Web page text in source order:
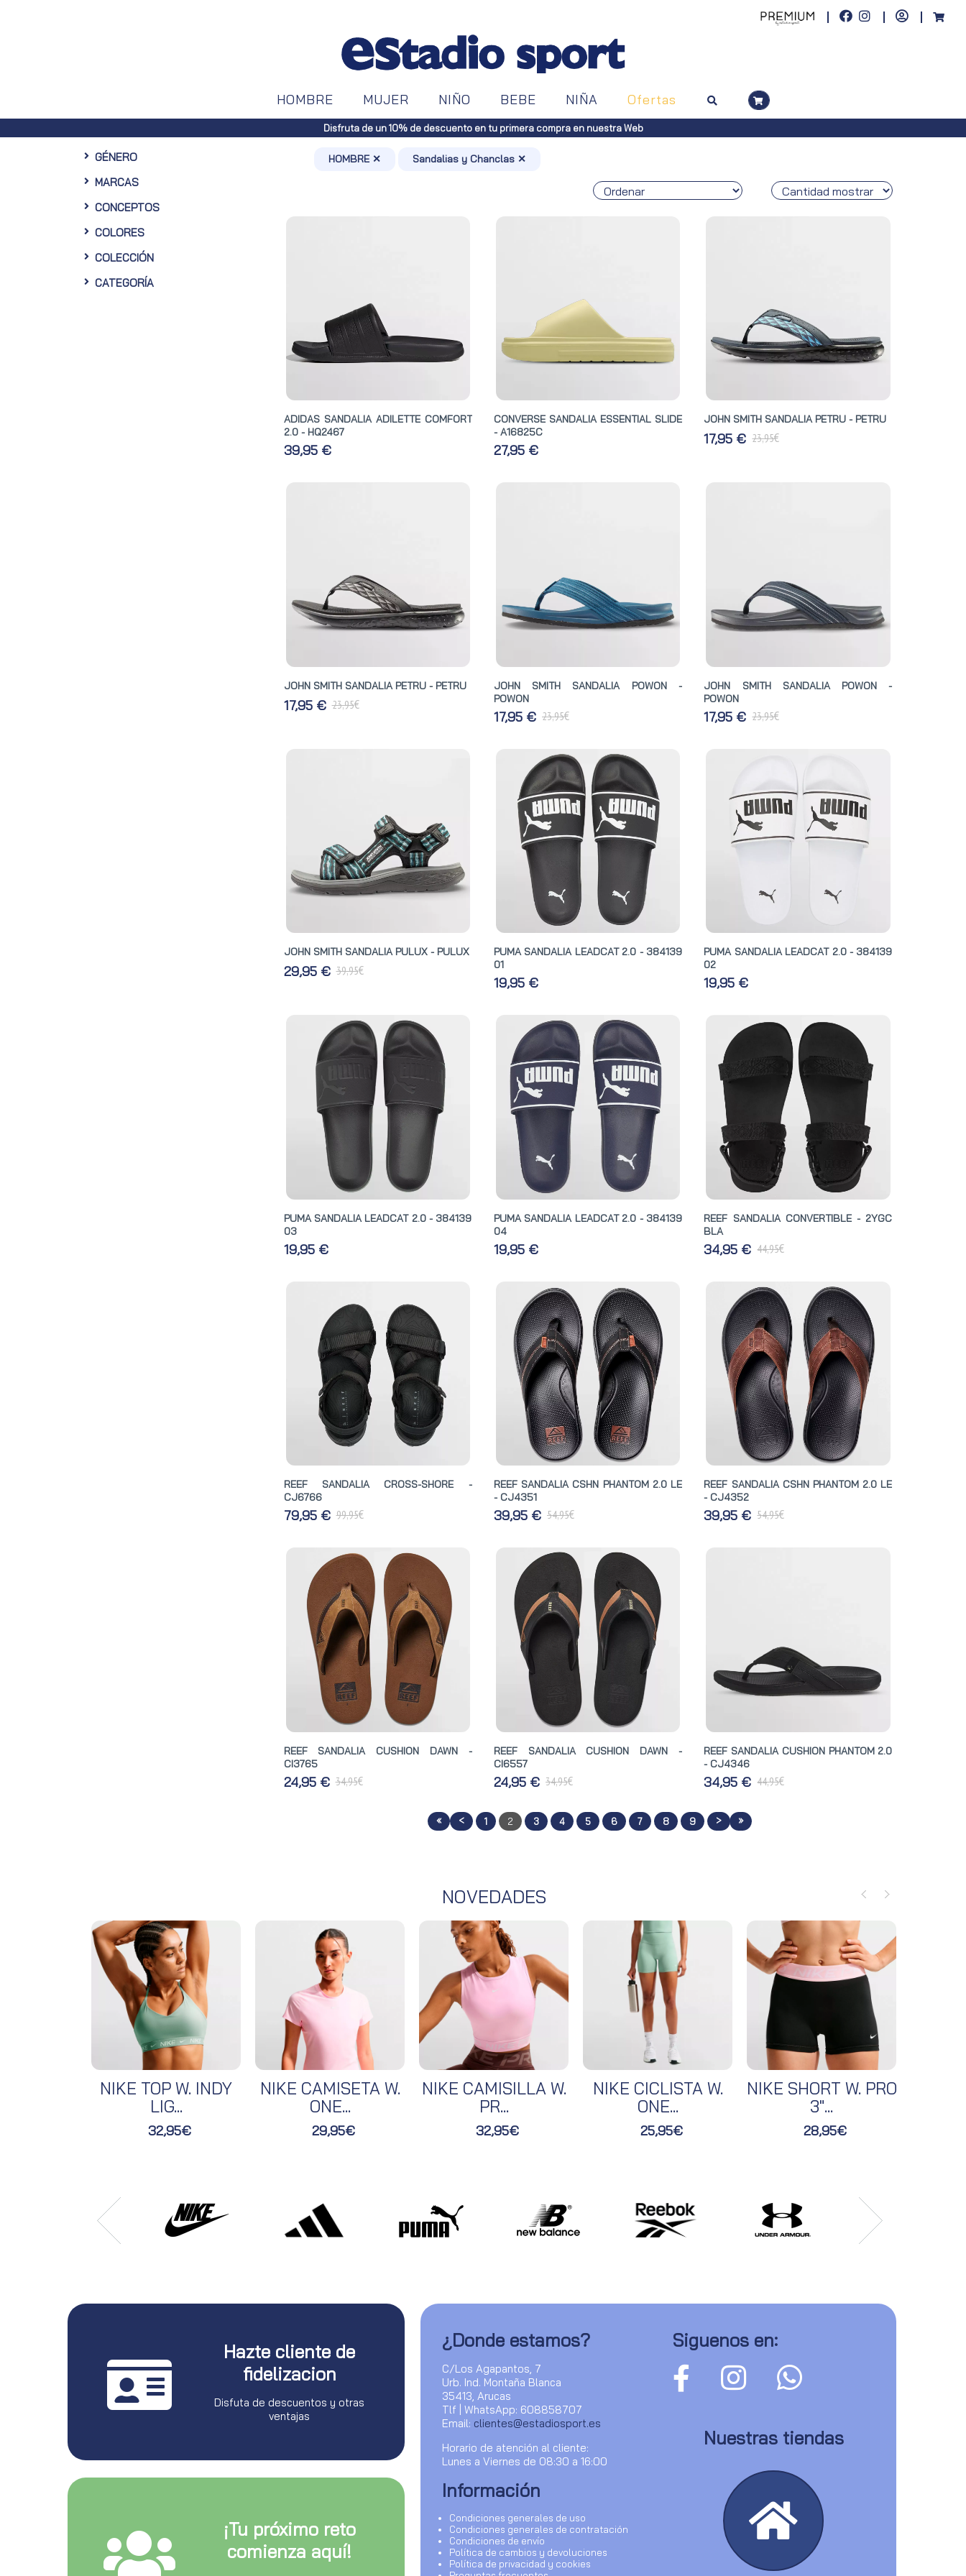
HOMBRE MUJER NIÑO BEBE NIÑA Ofertas
Envíos gratuitos a toda España (Canarias, pedidos superiores a 50€. Península, pedidos superiores a 100€)
GÉNERO
MARCAS
CONCEPTOS
COLORES
COLECCIÓN
CATEGORÍA
HOMBRE ✕ Sandalias y Chanclas ✕
ADIDAS SANDALIA ADILETTE COMFORT
2.0 - HQ2467
39,95 €
CONVERSE SANDALIA ESSENTIAL SLIDE
- A16825C
27,95 €
JOHN SMITH SANDALIA PETRU - PETRU
17,95 € 23,95€
JOHN SMITH SANDALIA PETRU - PETRU
17,95 € 23,95€
JOHN SMITH SANDALIA POWON -
POWON
17,95 € 23,95€
JOHN SMITH SANDALIA POWON -
POWON
17,95 € 23,95€
JOHN SMITH SANDALIA PULUX - PULUX
29,95 € 39,95€
PUMA SANDALIA LEADCAT 2.0 - 384139
01
19,95 €
PUMA SANDALIA LEADCAT 2.0 - 384139
02
19,95 €
PUMA SANDALIA LEADCAT 2.0 - 384139
03
19,95 €
PUMA SANDALIA LEADCAT 2.0 - 384139
04
19,95 €
REEF SANDALIA CONVERTIBLE - 2YGC
BLA
34,95 € 44,95€
REEF SANDALIA CROSS-SHORE -
CJ6766
79,95 € 99,95€
REEF SANDALIA CSHN PHANTOM 2.0 LE
- CJ4351
39,95 € 54,95€
REEF SANDALIA CSHN PHANTOM 2.0 LE
- CJ4352
39,95 € 54,95€
REEF SANDALIA CUSHION DAWN -
CI3765
24,95 € 34,95€
REEF SANDALIA CUSHION DAWN -
CI6557
24,95 € 34,95€
REEF SANDALIA CUSHION PHANTOM 2.0
- CJ4346
34,95 € 44,95€
« < 1 2 3 4 5 6 7 8 9 > »
NOVEDADES
NIKE TOP W. INDY
LIG...
32,95€
NIKE CAMISETA W.
ONE...
29,95€
NIKE CAMISILLA W.
PR...
32,95€
NIKE CICLISTA W.
ONE...
25,95€
NIKE SHORT W. PRO
3"...
28,95€
Hazte cliente de
fidelizacion
Disfuta de descuentos y otras
ventajas
¡Tu próximo reto
comienza aquí!
¿Donde estamos?
C/Los Agapantos, 7
Urb. Ind. Montaña Blanca
35413, Arucas
Tlf | WhatsApp: 608858707
Email: clientes@estadiosport.es
Horario de atención al cliente:
Lunes a Viernes de 08:30 a 16:00
Información
Condiciones generales de uso
Condiciones generales de contratación
Condiciones de envío
Política de cambios y devoluciones
Política de privacidad y cookies
Siguenos en:
Nuestras tiendas